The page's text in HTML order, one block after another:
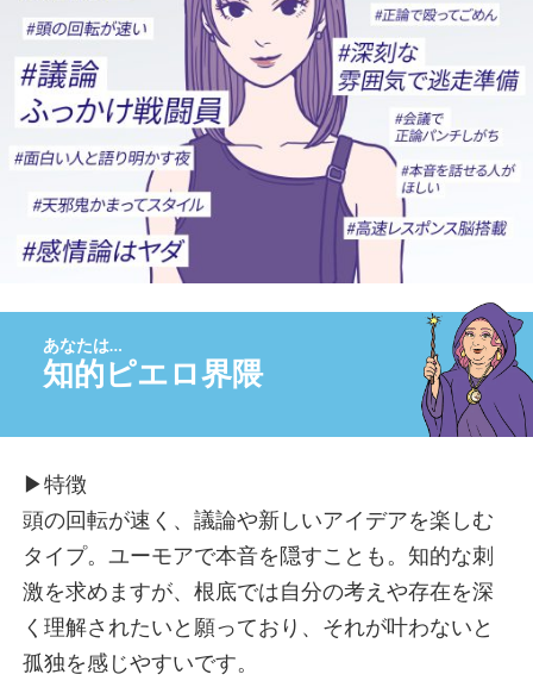
好奇心インフレ界隈
陽キャ仮面界隈
理想と現実の狭間界隈
自責こじらせ界隈
イエスウーマン界隈
豆腐メンタル界隈
夢見女子界隈
つくし界隈
いいね待ち界隈
風に吹かれて界隈
他人ファースト界隈
職人界隈
マイペース界隈
縁の下の自己犠牲界隈
安定思考界隈
ありがと待ち界隈
こんにゃくメンタル界隈
知的ピエロ界隈
▶︎特徴
頭の回転が速く、議論や新しいアイデアを楽しむ
タイプ。ユーモアで本音を隠すことも。知的な刺
激を求めますが、根底では自分の考えや存在を深
く理解されたいと願っており、それが叶わないと
孤独を感じやすいです。